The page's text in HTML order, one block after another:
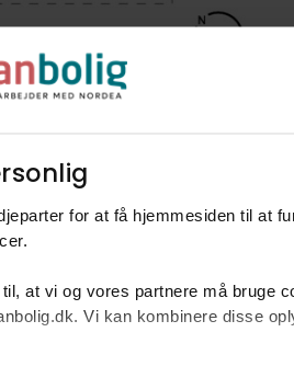
for at få hjemmesiden til at
at vi og vores partnere må bruge
Vi kan kombinere disse